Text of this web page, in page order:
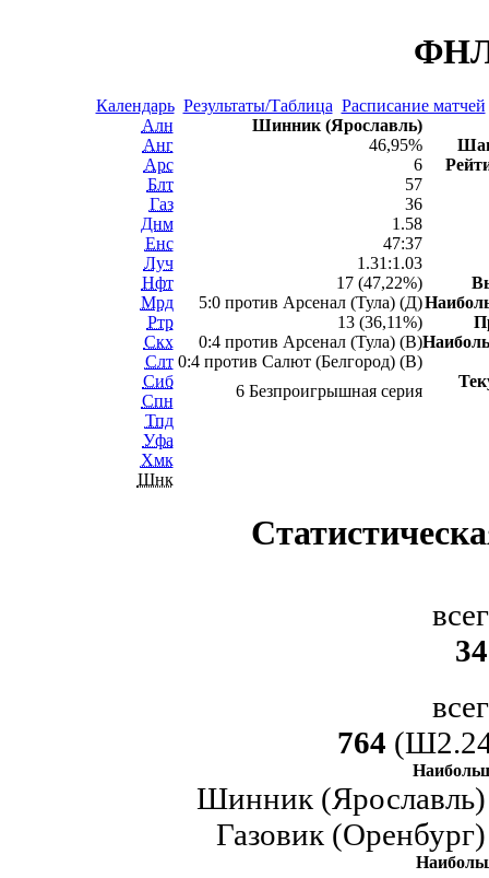
ФНЛ
Календарь Результаты/Таблица Расписание матчей
Алн
Анг
Арс
Блт
Газ
Днм
Енс
Луч
Нфт
Мрд
Ртр
Скх
Слт
Сиб
Спн
Тпд
Уфа
Хмк
Шнк
Шинник (Ярославль)
46,95%
6
57
36
1.58
47:37
1.31:1.03
17 (47,22%)
5:0 против Арсенал (Тула) (Д)
13 (36,11%)
0:4 против Арсенал (Тула) (В)
0:4 против Салют (Белгород) (В)
6 Безпроигрышная серия
764
Шинник
Газовик